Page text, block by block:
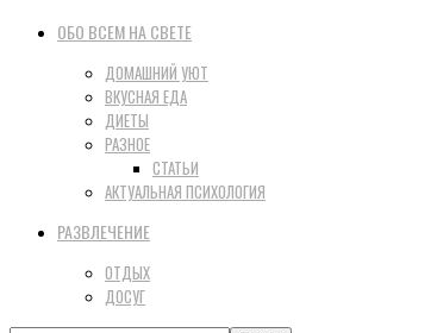
ОБО ВСЕМ НА СВЕТЕ
ДОМАШНИЙ УЮТ
ВКУСНАЯ ЕДА
ДИЕТЫ
РАЗНОЕ
СТАТЬИ
АКТУАЛЬНАЯ ПСИХОЛОГИЯ
РАЗВЛЕЧЕНИЕ
ОТДЫХ
ДОСУГ